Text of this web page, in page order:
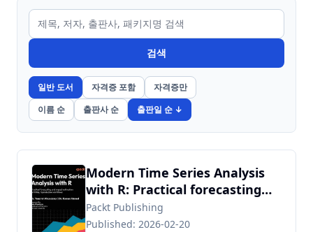
검색
일반 도서 자격증 포함
자격증만
이름 순
출판사 순 출판일 순 ↓
Modern Time Series Analysis
with R: Practical forecasting
and impact estimation with
tidy, reproducible workflows
Packt Publishing
Published: 2026-02-20